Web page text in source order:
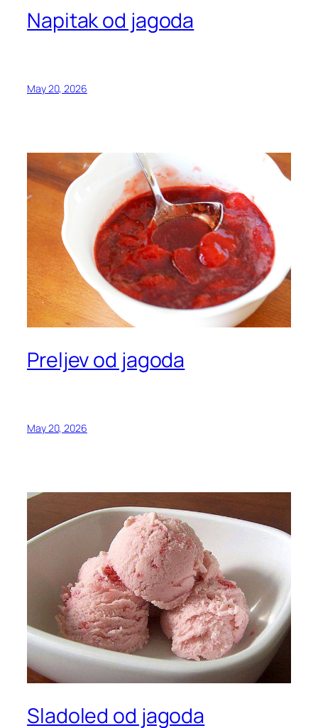
Napitak od jagoda
May 20, 2026
Preljev od jagoda
May 20, 2026
Sladoled od jagoda